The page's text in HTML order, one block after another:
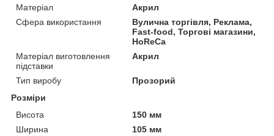
Матеріал
Акрил
Сфера використання
Вулична торгівля, Реклама,
Fast-food, Торгові магазини,
HoReCa
Матеріал виготовлення
підставки
Акрил
Тип виробу
Прозорий
Розміри
Висота
150 мм
Ширина
105 мм